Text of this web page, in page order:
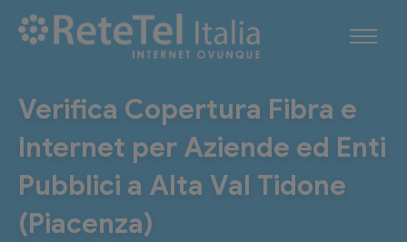
Verifica Copertura Fibra e
Internet per Aziende ed Enti
Pubblici a Alta Val Tidone
(Piacenza)